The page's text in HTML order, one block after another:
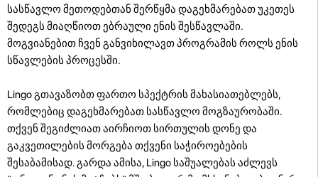
სასწავლო მეთოდებთან შერწყმა დაგეხმარებათ უკეთეს
შედეგს მიაღწიოთ ებრაული ენის შესწავლაში.
მოგვიანებით ჩვენ განვიხილავთ პროგრამის როლს ენის
სწავლების პროცესში.
Lingo გთავაზობთ ფართო სპექტრის მახასიათებლებს,
რომლებიც დაგეხმარებათ სასწავლო მოგზაურობაში.
თქვენ შეგიძლიათ აირჩიოთ სირთულის დონე და
გაკვეთილების მორგება თქვენი საჭიროებების
შესაბამისად. გარდა ამისა, Lingo საშუალებას აძლევს